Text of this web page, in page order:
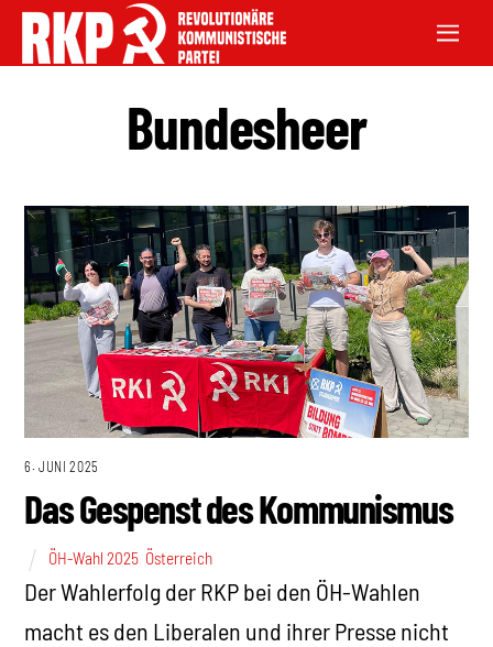
Bundesheer
6. JUNI 2025
Das Gespenst des Kommunismus
ÖH-Wahl 2025 Österreich
Der Wahlerfolg der RKP bei den ÖH-Wahlen
macht es den Liberalen und ihrer Presse nicht